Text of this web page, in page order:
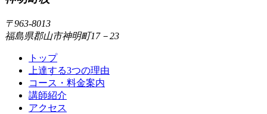
室
〒963-8013
福島県郡山市神明町17－23
トップ
上達する3つの理由
コース・料金案内
講師紹介
アクセス